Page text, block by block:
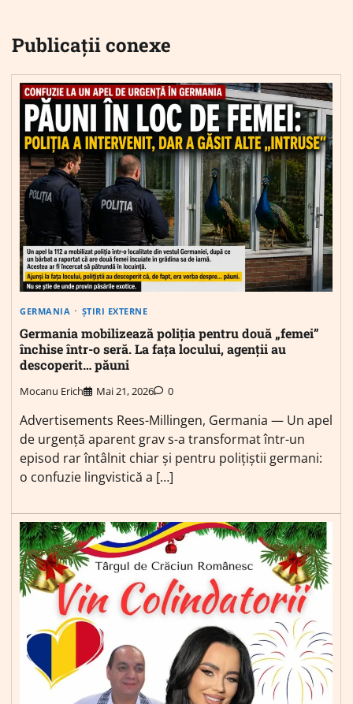
Publicații conexe
GERMANIA ȘTIRI EXTERNE
Germania mobilizează poliția pentru două „femei”
închise într-o seră. La fața locului, agenții au
descoperit… păuni
Mocanu Erich Mai 21, 2026 0
Advertisements Rees-Millingen, Germania — Un apel
de urgență aparent grav s-a transformat într-un
episod rar întâlnit chiar și pentru polițiștii germani:
o confuzie lingvistică a […]